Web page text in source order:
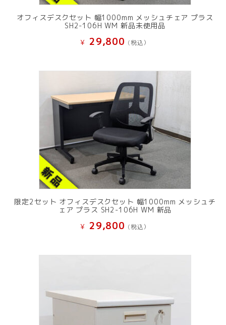
オフィスデスクセット 幅1000mm メッシュチェア プラス
SH2-106H WM 新品未使用品
¥ 29,800 (税込）
限定2セット オフィスデスクセット 幅1000mm メッシュチ
ェア プラス SH2-106H WM 新品
¥ 29,800 (税込）